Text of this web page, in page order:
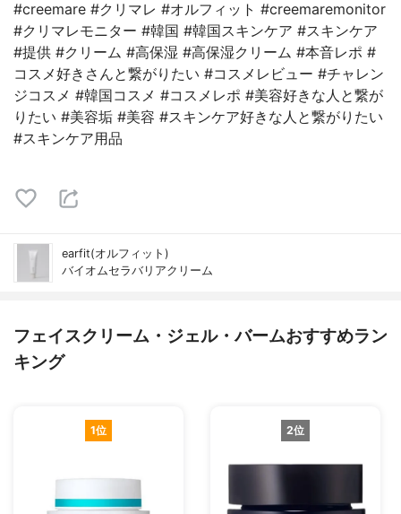
#creemare #クリマレ #オルフィット #creemaremonitor
#クリマレモニター #韓国 #韓国スキンケア #スキンケア
#提供 #クリーム #高保湿 #高保湿クリーム #本音レポ #
コスメ好きさんと繋がりたい #コスメレビュー #チャレン
ジコスメ #韓国コスメ #コスメレポ #美容好きな人と繋が
りたい #美容垢 #美容 #スキンケア好きな人と繋がりたい
#スキンケア用品
earfit(オルフィット)
バイオムセラバリアクリーム
フェイスクリーム・ジェル・バームおすすめラン
キング
1位 2位